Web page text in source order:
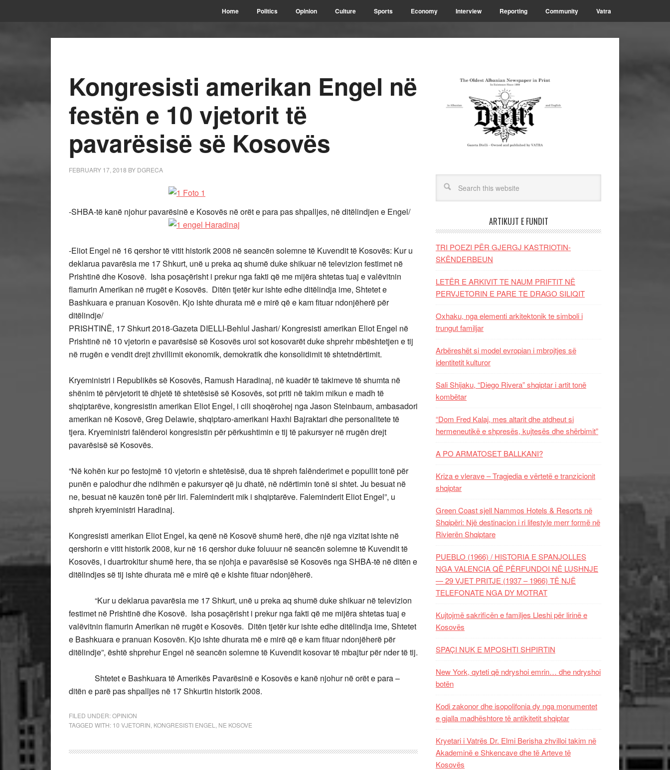
Home Politics Opinion Culture Sports Economy Interview Reporting Community Vatra
Kongresisti amerikan Engel në
festën e 10 vjetorit të
pavarësisë së Kosovës
FEBRUARY 17, 2018 BY DGRECA
-SHBA-të kanë njohur pavarësinë e Kosovës në orët e para pas shpalljes, në ditëlindjen e Engel/
-Eliot Engel në 16 qershor të vitit historik 2008 në seancën solemne të Kuvendit të Kosovës: Kur u
deklarua pavarësia me 17 Shkurt, unë u preka aq shumë duke shikuar në televizion festimet në
Prishtinë dhe Kosovë. Isha posaçërisht i prekur nga fakti që me mijëra shtetas tuaj e valëvitnin
flamurin Amerikan në rrugët e Kosovës. Ditën tjetër kur ishte edhe ditëlindja ime, Shtetet e
Bashkuara e pranuan Kosovën. Kjo ishte dhurata më e mirë që e kam fituar ndonjëherë për
ditëlindje/
PRISHTINË, 17 Shkurt 2018-Gazeta DIELLI-Behlul Jashari/ Kongresisti amerikan Eliot Engel në
Prishtinë në 10 vjetorin e pavarësisë së Kosovës uroi sot kosovarët duke shprehr mbështetjen e tij
në rrugën e vendit drejt zhvillimit ekonomik, demokratik dhe konsolidimit të shtetndërtimit.
Kryeministri i Republikës së Kosovës, Ramush Haradinaj, në kuadër të takimeve të shumta në
shënim të përvjetorit të dhjetë të shtetësisë së Kosovës, sot priti në takim mikun e madh të
shqiptarëve, kongresistin amerikan Eliot Engel, i cili shoqërohej nga Jason Steinbaum, ambasadori
amerikan në Kosovë, Greg Delawie, shqiptaro-amerikani Haxhi Bajraktari dhe personalitete të
tjera. Kryeministri falënderoi kongresistin për përkushtimin e tij të pakursyer në rrugën drejt
pavarësisë së Kosovës.
“Në kohën kur po festojmë 10 vjetorin e shtetësisë, dua të shpreh falënderimet e popullit tonë për
punën e palodhur dhe ndihmën e pakursyer që ju dhatë, në ndërtimin tonë si shtet. Ju besuat në
ne, besuat në kauzën tonë për liri. Faleminderit mik i shqiptarëve. Faleminderit Eliot Engel”, u
shpreh kryeministri Haradinaj.
Kongresisti amerikan Eliot Engel, ka qenë në Kosovë shumë herë, dhe një nga vizitat ishte në
qershorin e vitit historik 2008, kur në 16 qershor duke foluuur në seancën solemne të Kuvendit të
Kosovës, i duartrokitur shumë here, tha se njohja e pavarësisë së Kosovës nga SHBA-të në ditën e
ditëlindjes së tij ishte dhurata më e mirë që e kishte fituar ndonjëherë.
“Kur u deklarua pavarësia me 17 Shkurt, unë u preka aq shumë duke shikuar në televizion
festimet në Prishtinë dhe Kosovë. Isha posaçërisht i prekur nga fakti që me mijëra shtetas tuaj e
valëvitnin flamurin Amerikan në rrugët e Kosovës. Ditën tjetër kur ishte edhe ditëlindja ime, Shtetet
e Bashkuara e pranuan Kosovën. Kjo ishte dhurata më e mirë që e kam fituar ndonjëherë për
ditëlindje”, është shprehur Engel në seancën solemne të Kuvendit kosovar të mbajtur për nder të tij.
Shtetet e Bashkuara të Amerikës Pavarësinë e Kosovës e kanë njohur në orët e para –
ditën e parë pas shpalljes në 17 Shkurtin historik 2008.
FILED UNDER:OPINION
TAGGED WITH: 10 VJETORIN KONGRESISTI ENGEL NE KOSOVE
ARTIKUJT E FUNDIT
TRI POEZI PËR GJERGJ KASTRIOTIN-
SKËNDERBEUN
LETËR E ARKIVIT TE NAUM PRIFTIT NË
PERVJETORIN E PARE TE DRAGO SILIQIT
Oxhaku, nga elementi arkitektonik te simboli i
trungut familjar
Arbëreshët si model evropian i mbrojtjes së
identitetit kulturor
Sali Shijaku, “Diego Rivera” shqiptar i artit tonë
kombëtar
“Dom Fred Kalaj, mes altarit dhe atdheut si
hermeneutikë e shpresës, kujtesës dhe shërbimit”
A PO ARMATOSET BALLKANI?
Kriza e vlerave – Tragjedia e vërtetë e tranzicionit
shqiptar
Green Coast sjell Nammos Hotels & Resorts në
Shqipëri: Një destinacion i ri lifestyle merr formë në
Rivierën Shqiptare
PUEBLO (1966) / HISTORIA E SPANJOLLES
NGA VALENCIA QË PËRFUNDOI NË LUSHNJE
— 29 VJET PRITJE (1937 – 1966) TË NJË
TELEFONATE NGA DY MOTRAT
Kujtojmë sakrificën e familjes Lleshi për lirinë e
Kosovës
SPAÇI NUK E MPOSHTI SHPIRTIN
New York, qyteti që ndryshoi emrin… dhe ndryshoi
botën
Kodi zakonor dhe isopolifonia dy nga monumentet
e gjalla madhështore të antikitetit shqiptar
Kryetari i Vatrës Dr. Elmi Berisha zhvilloi takim në
Akademinë e Shkencave dhe të Arteve të
Kosovës